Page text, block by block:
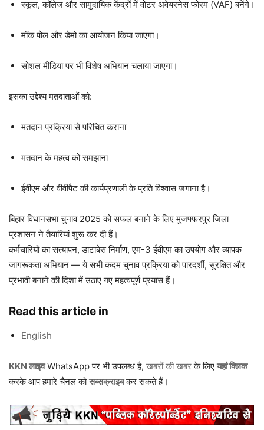
स्कूल, कॉलेज और सामुदायिक केंद्रों में वोटर अवेयरनेस फोरम (VAF) बनेंगे।
मॉक पोल और डेमो का आयोजन किया जाएगा।
सोशल मीडिया पर भी विशेष अभियान चलाया जाएगा।
इसका उद्देश्य मतदाताओं को:
मतदान प्रक्रिया से परिचित कराना
मतदान के महत्व को समझाना
ईवीएम और वीवीपैट की कार्यप्रणाली के प्रति विश्वास जगाना है।
बिहार विधानसभा चुनाव 2025 को सफल बनाने के लिए मुजफ्फरपुर जिला
प्रशासन ने तैयारियां शुरू कर दी हैं।
कर्मचारियों का सत्यापन, डाटाबेस निर्माण, एम-3 ईवीएम का उपयोग और व्यापक
जागरूकता अभियान — ये सभी कदम चुनाव प्रक्रिया को पारदर्शी, सुरक्षित और
प्रभावी बनाने की दिशा में उठाए गए महत्वपूर्ण प्रयास हैं।
Read this article in
English
KKN लाइवWhatsApp पर भी उपलब्ध है, खबरों की खबरके लिए यहां क्लिक
करके आप हमारे चैनल कोसब्सक्राइबकर सकते हैं।